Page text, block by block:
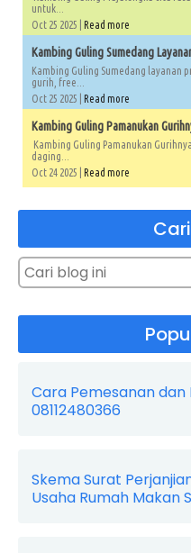
untuk...
Oct 25 2025 | Read more
Kambing Guling Sumedang
Kambing Guling Sumedang layanan
gurih, free...
Oct 25 2025 | Read more
Kambing Guling Pamanukan
Kambing Guling Pamanukan
daging...
Oct 24 2025 | Read more
Cara Pemesanan
08112480366
Skema Surat
Usaha Rumah Makan